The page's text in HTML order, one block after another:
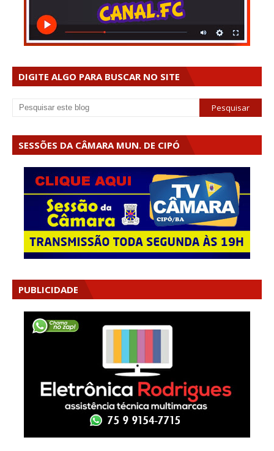
DIGITE ALGO PARA BUSCAR NO SITE
SESSÕES DA CÂMARA MUN. DE CIPÓ
PUBLICIDADE